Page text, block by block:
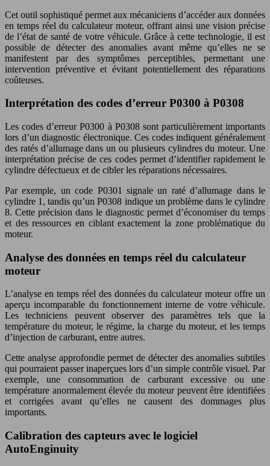
Cet outil sophistiqué permet aux mécaniciens d’accéder aux données
en temps réel du calculateur moteur, offrant ainsi une vision précise
de l’état de santé de votre véhicule. Grâce à cette technologie, il est
possible de détecter des anomalies avant même qu’elles ne se
manifestent par des symptômes perceptibles, permettant une
intervention préventive et évitant potentiellement des réparations
coûteuses.
Interprétation des codes d’erreur P0300 à P0308
Les codes d’erreur P0300 à P0308 sont particulièrement importants
lors d’un diagnostic électronique. Ces codes indiquent généralement
des ratés d’allumage dans un ou plusieurs cylindres du moteur. Une
interprétation précise de ces codes permet d’identifier rapidement le
cylindre défectueux et de cibler les réparations nécessaires.
Par exemple, un code P0301 signale un raté d’allumage dans le
cylindre 1, tandis qu’un P0308 indique un problème dans le cylindre
8. Cette précision dans le diagnostic permet d’économiser du temps
et des ressources en ciblant exactement la zone problématique du
moteur.
Analyse des données en temps réel du calculateur
moteur
L’analyse en temps réel des données du calculateur moteur offre un
aperçu incomparable du fonctionnement interne de votre véhicule.
Les techniciens peuvent observer des paramètres tels que la
température du moteur, le régime, la charge du moteur, et les temps
d’injection de carburant, entre autres.
Cette analyse approfondie permet de détecter des anomalies subtiles
qui pourraient passer inaperçues lors d’un simple contrôle visuel. Par
exemple, une consommation de carburant excessive ou une
température anormalement élevée du moteur peuvent être identifiées
et corrigées avant qu’elles ne causent des dommages plus
importants.
Calibration des capteurs avec le logiciel
AutoEnginuity